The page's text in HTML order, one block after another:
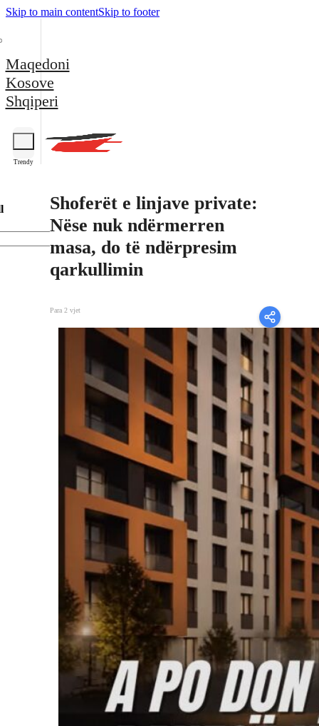
Skip to main contentSkip to footer
Maqedoni
Kosove
Shqiperi
Trendy
Shoferët e linjave private:
Nëse nuk ndërmerren
masa, do të ndërpresim
qarkullimin
Para 2 vjet